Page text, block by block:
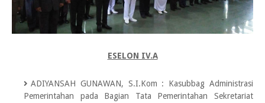
ESELON IV.A
ADIYANSAH GUNAWAN, S.I.Kom :
Kasubbag Administrasi
Pemerintahan pada Bagian Tata Pemerintahan Sekretariat